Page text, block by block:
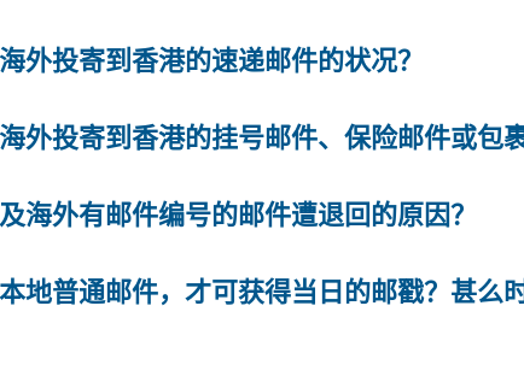
外投寄到香港的速递邮件的状况？
外投寄到香港的挂号邮件、保险邮件或包
海外有邮件编号的邮件遭退回的原因？
地普通邮件，才可获得当日的邮戳？甚么